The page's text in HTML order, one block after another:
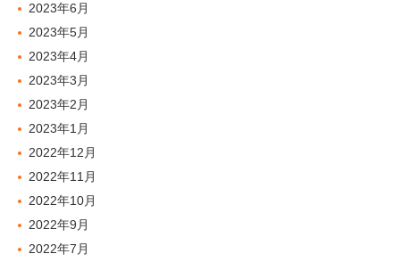
2023年6月
2023年5月
2023年4月
2023年3月
2023年2月
2023年1月
2022年12月
2022年11月
2022年10月
2022年9月
2022年7月